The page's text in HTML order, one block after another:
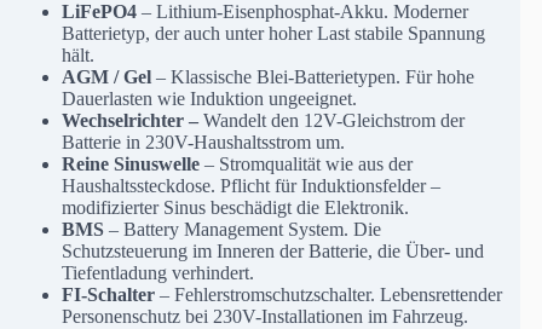
LiFePO4– Lithium-Eisenphosphat-Akku. Moderner
Batterietyp, der auch unter hoher Last stabile Spannung
hält.
AGM / Gel– Klassische Blei-Batterietypen. Für hohe
Dauerlasten wie Induktion ungeeignet.
Wechselrichter –Wandelt den 12V-Gleichstrom der
Batterie in 230V-Haushaltsstrom um.
Reine Sinuswelle– Stromqualität wie aus der
Haushaltssteckdose. Pflicht für Induktionsfelder –
modifizierter Sinus beschädigt die Elektronik.
BMS– Battery Management System. Die
Schutzsteuerung im Inneren der Batterie, die Über- und
Tiefentladung verhindert.
FI-Schalter– Fehlerstromschutzschalter. Lebensrettender
Personenschutz bei 230V-Installationen im Fahrzeug.